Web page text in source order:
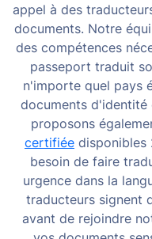
appel à des
documents. Notre
des compétences
passeport traduit
n'importe quel pays
documents d'identité
proposons
certifiée disponibles
besoin de faire
urgence dans la
traducteurs signent
avant de rejoindre